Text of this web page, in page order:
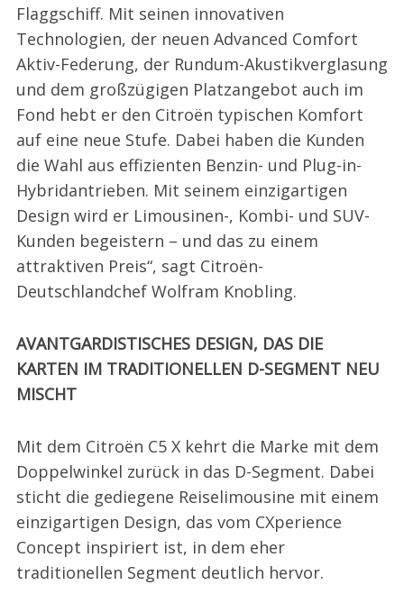
Flaggschiff. Mit seinen innovativen
Technologien, der neuen Advanced Comfort
Aktiv-Federung, der Rundum-Akustikverglasung
und dem großzügigen Platzangebot auch im
Fond hebt er den Citroën typischen Komfort
auf eine neue Stufe. Dabei haben die Kunden
die Wahl aus effizienten Benzin- und Plug-in-
Hybridantrieben. Mit seinem einzigartigen
Design wird er Limousinen-, Kombi- und SUV-
Kunden begeistern – und das zu einem
attraktiven Preis“, sagt Citroën-
Deutschlandchef Wolfram Knobling.
AVANTGARDISTISCHES DESIGN, DAS DIE
KARTEN IM TRADITIONELLEN D-SEGMENT NEU
MISCHT
Mit dem Citroën C5 X kehrt die Marke mit dem
Doppelwinkel zurück in das D-Segment. Dabei
sticht die gediegene Reiselimousine mit einem
einzigartigen Design, das vom CXperience
Concept inspiriert ist, in dem eher
traditionellen Segment deutlich hervor.